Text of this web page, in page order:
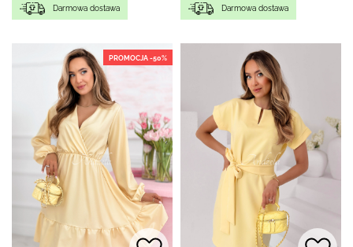
Darmowa dostawa Darmowa dostawa
PROMOCJA -50%